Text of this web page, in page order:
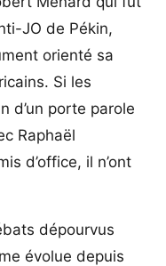
JO de Pékin,
orienté sa
Si les
d’un porte parole
Raphaël
d’office, il n’ont
dépourvus
évolue depuis